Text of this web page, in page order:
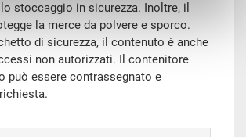
stoccaggio in sicurezza. Inoltre, il
la merce da polvere e sporco.
di sicurezza, il contenuto è anche
non autorizzati. Il contenitore
può essere contrassegnato e